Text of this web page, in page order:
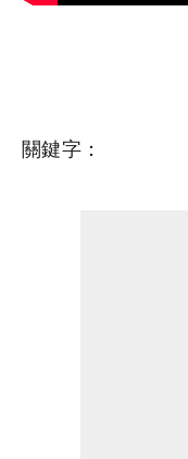
關鍵字：